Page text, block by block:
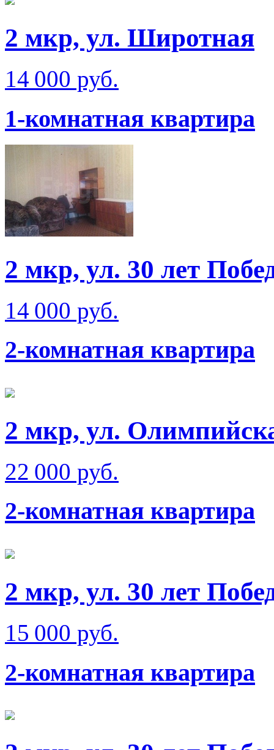
2 мкр, ул. Широтная
14 000 руб.
1-комнатная квартира
2 мкр, ул. 30 лет
14 000 руб.
2-комнатная квартира
2 мкр, ул.
22 000 руб.
2-комнатная квартира
2 мкр, ул. 30 лет
15 000 руб.
2-комнатная квартира